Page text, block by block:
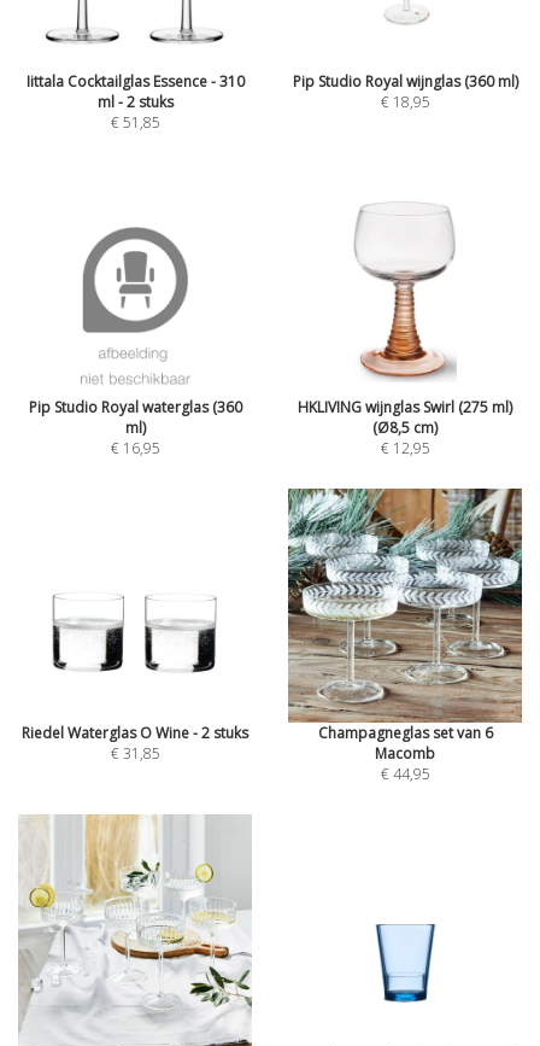
Iittala Cocktailglas Essence - 310
ml - 2 stuks
€ 51,85
Pip Studio Royal wijnglas (360 ml)
€ 18,95
Pip Studio Royal waterglas (360
ml)
€ 16,95
HKLIVING wijnglas Swirl (275 ml)
(Ø8,5 cm)
€ 12,95
Riedel Waterglas O Wine - 2 stuks
€ 31,85
Champagneglas set van 6
Macomb
€ 44,95